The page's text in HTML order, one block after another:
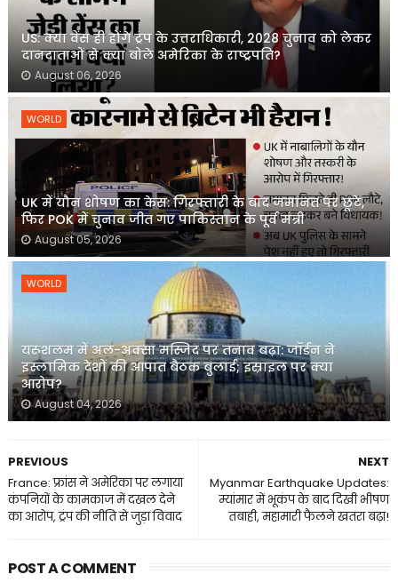
US: क्या वेंस ही होंगे ट्रंप के उत्तराधिकारी, 2028 चुनाव को लेकर
दानदाताओं से क्या बोले अमेरिका के राष्ट्रपति?
August 06, 2026
WORLD
UK में यौन शोषण का केस: गिरफ्तारी के बाद जमानत पर छूटे,
फिर POK में चुनाव जीत गए पाकिस्तान के पूर्व मंत्री
August 05, 2026
WORLD
यरूशलम में अल-अक्सा मस्जिद पर तनाव बढ़ा: जॉर्डन ने
इस्लामिक देशों की आपात बैठक बुलाई; इस्राइल पर क्या
आरोप?
August 04, 2026
NEXT
Myanmar Earthquake Updates:
म्यांमार में भूकंप के बाद दिखी भीषण
तबाही, महामारी फैलने खतरा बढ़ा!
PREVIOUS
France: फ्रांस ने अमेरिका पर लगाया
कंपनियों के कामकाज में दखल देने
का आरोप, ट्रंप की नीति से जुड़ा विवाद
POST A COMMENT